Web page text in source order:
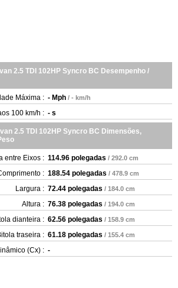
2.5 TDI 102HP Syncro BC Desempenho /
Máxima : - Mph / - km/h
100 km/h : - s
2.5 TDI 102HP Syncro BC Dimensões,
entre Eixos : 114.96 polegadas / 292.0 cm
: 188.54 polegadas / 478.9 cm
Largura : 72.44 polegadas / 184.0 cm
Altura : 76.38 polegadas / 194.0 cm
dianteira : 62.56 polegadas / 158.9 cm
traseira : 61.18 polegadas / 155.4 cm
(Cx) : -